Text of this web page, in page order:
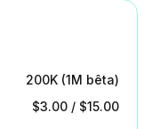
200K (1M bêta)
$3.00 / $15.00